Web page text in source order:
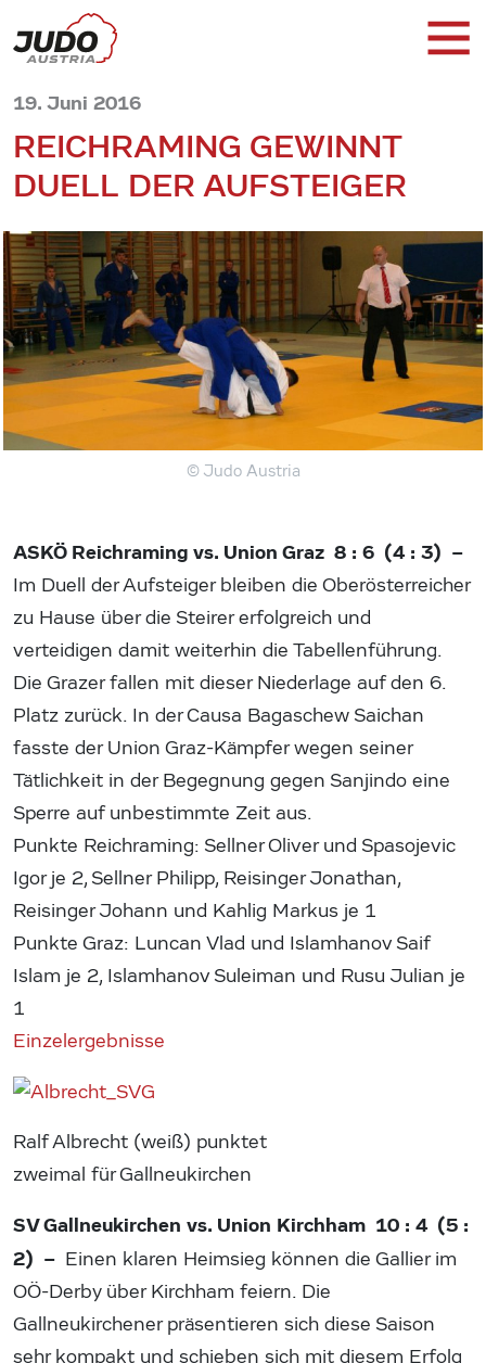
19. Juni 2016
REICHRAMING GEWINNT
DUELL DER AUFSTEIGER
© Judo Austria
ASKÖ Reichraming vs. Union Graz 8 : 6 (4 : 3) –
Im Duell der Aufsteiger bleiben die Oberösterreicher
zu Hause über die Steirer erfolgreich und
verteidigen damit weiterhin die Tabellenführung.
Die Grazer fallen mit dieser Niederlage auf den 6.
Platz zurück. In der Causa Bagaschew Saichan
fasste der Union Graz-Kämpfer wegen seiner
Tätlichkeit in der Begegnung gegen Sanjindo eine
Sperre auf unbestimmte Zeit aus.
Punkte Reichraming: Sellner Oliver und Spasojevic
Igor je 2, Sellner Philipp, Reisinger Jonathan,
Reisinger Johann und Kahlig Markus je 1
Punkte Graz: Luncan Vlad und Islamhanov Saif
Islam je 2, Islamhanov Suleiman und Rusu Julian je
1
Einzelergebnisse
Ralf Albrecht (weiß) punktet
zweimal für Gallneukirchen
SV Gallneukirchen vs. Union Kirchham 10 : 4 (5 :
2) – Einen klaren Heimsieg können die Gallier im
OÖ-Derby über Kirchham feiern. Die
Gallneukirchener präsentieren sich diese Saison
sehr kompakt und schieben sich mit diesem Erfolg